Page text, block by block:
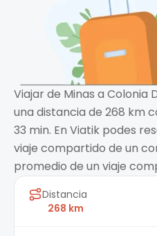
Viajar de Minas a Colonia
una distancia de 268 km
33 min. En Viatik podes
viaje compartido de un
promedio de un viaje
Distancia
268 km